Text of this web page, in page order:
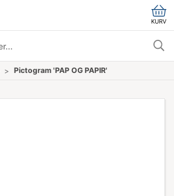
KURV
Pictogram 'PAP OG PAPIR'